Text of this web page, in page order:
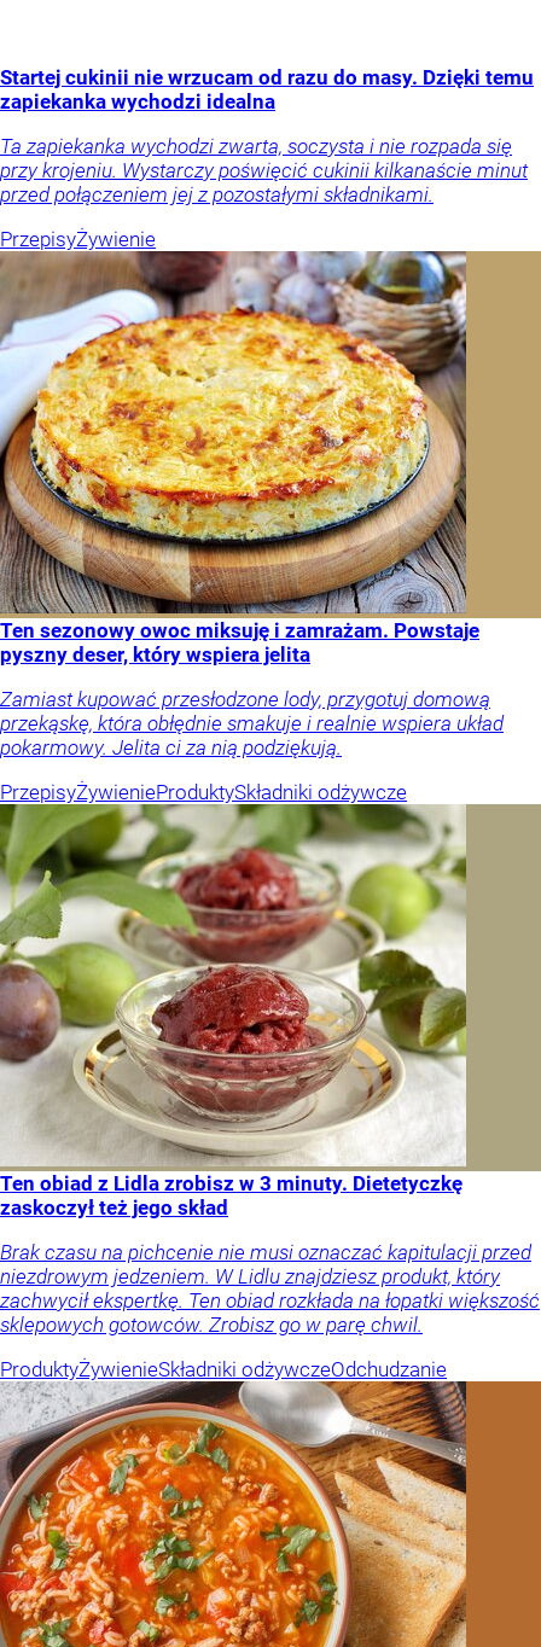
Startej cukinii nie wrzucam od razu do masy. Dzięki temu
zapiekanka wychodzi idealna
Ta zapiekanka wychodzi zwarta, soczysta i nie rozpada się
przy krojeniu. Wystarczy poświęcić cukinii kilkanaście minut
przed połączeniem jej z pozostałymi składnikami.
PrzepisyŻywienie
Ten sezonowy owoc miksuję i zamrażam. Powstaje
pyszny deser, który wspiera jelita
Zamiast kupować przesłodzone lody, przygotuj domową
przekąskę, która obłędnie smakuje i realnie wspiera układ
pokarmowy. Jelita ci za nią podziękują.
PrzepisyŻywienieProduktySkładniki odżywcze
Ten obiad z Lidla zrobisz w 3 minuty. Dietetyczkę
zaskoczył też jego skład
Brak czasu na pichcenie nie musi oznaczać kapitulacji przed
niezdrowym jedzeniem. W Lidlu znajdziesz produkt, który
zachwycił ekspertkę. Ten obiad rozkłada na łopatki większość
sklepowych gotowców. Zrobisz go w parę chwil.
ProduktyŻywienieSkładniki odżywczeOdchudzanie